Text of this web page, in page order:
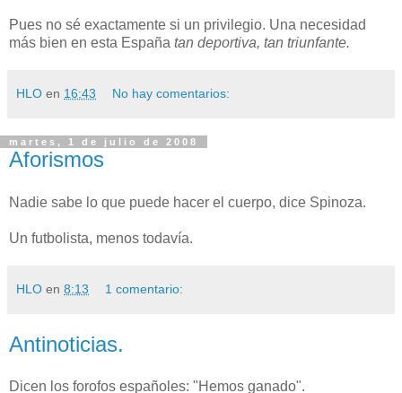
Pues no sé exactamente si un privilegio. Una necesidad
más bien en esta España tan deportiva, tan triunfante.
HLO en 16:43 No hay comentarios:
martes, 1 de julio de 2008
Aforismos
Nadie sabe lo que puede hacer el cuerpo, dice Spinoza.
Un futbolista, menos todavía.
HLO en 8:13 1 comentario:
Antinoticias.
Dicen los forofos españoles: "Hemos ganado".